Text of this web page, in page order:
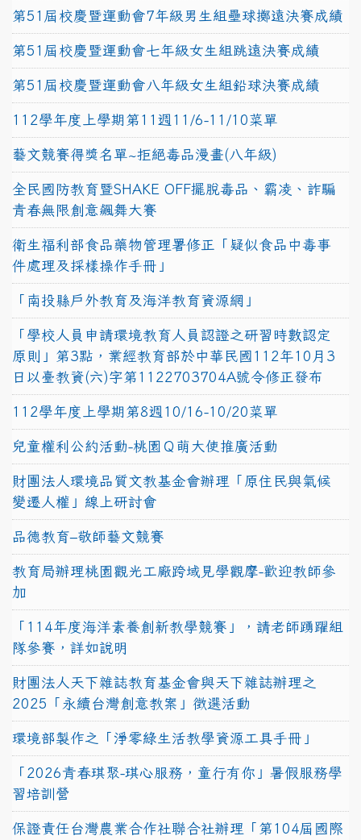
第51屆校慶暨運動會7年級男生組壘球擲遠決賽成績
第51屆校慶暨運動會七年級女生組跳遠決賽成績
第51屆校慶暨運動會八年級女生組鉛球決賽成績
112學年度上學期第11週11/6-11/10菜單
藝文競賽得獎名單~拒絕毒品漫畫(八年級)
全民國防教育暨SHAKE OFF擺脫毒品、霸凌、詐騙
青春無限創意飆舞大賽
衛生福利部食品藥物管理署修正「疑似食品中毒事
件處理及採樣操作手冊」
「南投縣戶外教育及海洋教育資源網」
「學校人員申請環境教育人員認證之研習時數認定
原則」第3點，業經教育部於中華民國112年10月3
日以臺教資(六)字第1122703704A號令修正發布
112學年度上學期第8週10/16-10/20菜單
兒童權利公約活動-桃園Ｑ萌大使推廣活動
財團法人環境品質文教基金會辦理「原住民與氣候
變遷人權」線上研討會
品德教育–敬師藝文競賽
教育局辦理桃園觀光工廠跨域見學觀摩-歡迎教師參
加
「114年度海洋素養創新教學競賽」，請老師踴躍組
隊參賽，詳如說明
財團法人天下雜誌教育基金會與天下雜誌辦理之
2025「永續台灣創意教案」徵選活動
環境部製作之「淨零綠生活教學資源工具手冊」
「2026青春琪聚-琪心服務，童行有你」暑假服務學
習培訓營
保證責任台灣農業合作社聯合社辦理「第104屆國際